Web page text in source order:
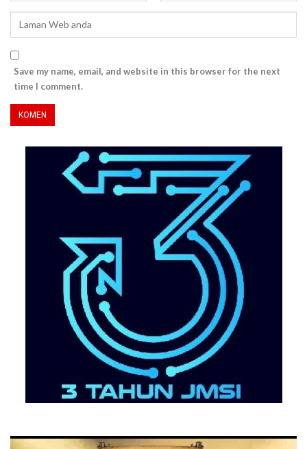
Save my name, email, and website in this browser for the next
time I comment.